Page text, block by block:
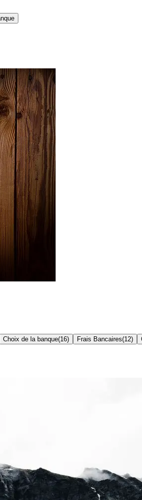
Choix de la banque(16) Frais Bancaires(12)